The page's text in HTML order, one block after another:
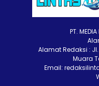
PT.
Alamat Redaksi :
Muara
Email: